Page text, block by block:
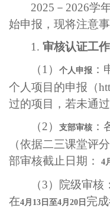
2025 － 2026学
始申报，现将注意
1. 审核认证工作
（1 ） 个人申报
个人项目的申报（
过的项目，若未通
（2） 支部审核
（依据二三课堂评
部审核截止日期：
4
（3）院级审核
在4 月 13 日至4 月 20 日 完成